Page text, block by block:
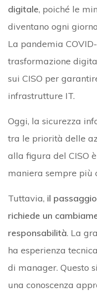
digitale, poiché le
diventano ogni
La pandemia
trasformazione
sui CISO per
infrastrutture IT.
Oggi, la sicurezza
tra le priorità delle
alla figura del CISO
maniera sempre più
Tuttavia, il
richiede un
responsabilità. La
ha esperienza
di manager. Questo
una conoscenza